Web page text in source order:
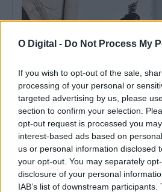
O Digital - Do Not Process My
If you wish to opt-out of the sale,
processing of your personal or
targeted advertising by us, please
section to confirm your selection.
opt-out request is processed you
interest-based ads based on
us or personal information disclosed
your opt-out. You may separately
disclosure of your personal
IAB’s list of downstream
Borba: Festas do Senhor Jesus dos
segunda-feira
As festas do Senhor Jesus dos Aflitos,
Évora, começam...
4 Agosto, 2026 - 13:00